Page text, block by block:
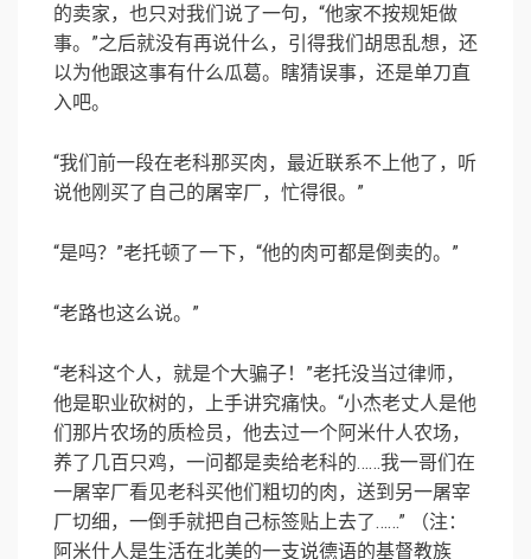
的卖家，也只对我们说了一句，“他家不按规矩做
事。”之后就没有再说什么，引得我们胡思乱想，还
以为他跟这事有什么瓜葛。瞎猜误事，还是单刀直
入吧。
“我们前一段在老科那买肉，最近联系不上他了，听
说他刚买了自己的屠宰厂，忙得很。”
“是吗？”老托顿了一下，“他的肉可都是倒卖的。”
“老路也这么说。”
“老科这个人，就是个大骗子！”老托没当过律师，
他是职业砍树的，上手讲究痛快。“小杰老丈人是他
们那片农场的质检员，他去过一个阿米什人农场，
养了几百只鸡，一问都是卖给老科的……我一哥们在
一屠宰厂看见老科买他们粗切的肉，送到另一屠宰
厂切细，一倒手就把自己标签贴上去了……” （注：
阿米什人是生活在北美的一支说德语的基督教族